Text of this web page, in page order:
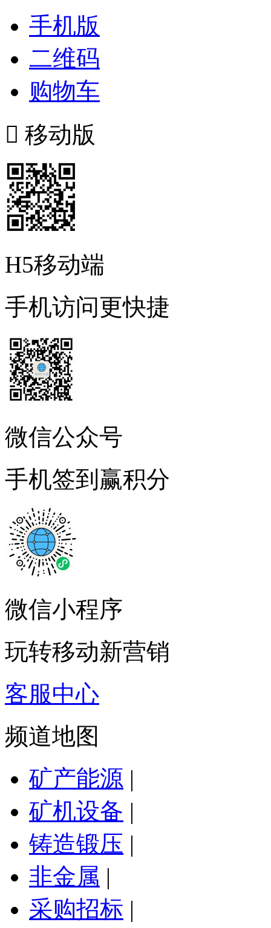
手机版
二维码
购物车
 移动版
H5移动端
手机访问更快捷
微信公众号
手机签到赢积分
微信小程序
玩转移动新营销
客服中心
频道地图
矿产能源 |
矿机设备 |
铸造锻压 |
非金属 |
采购招标 |